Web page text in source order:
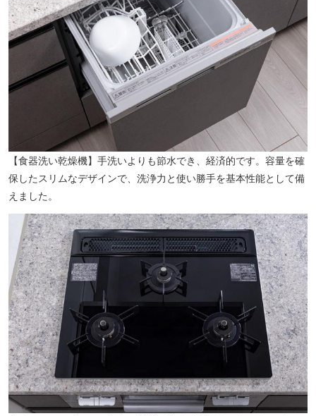
ビッグ・エー 立川富士見町店（徒歩6分／約440m）
ファミリーマート立川新奥多摩街道店（徒歩5分／約370m）
【食器洗い乾燥機】手洗いよりも節水でき、経済的です。容量を確
保したスリムなデザインで、洗浄力と使い勝手を基本性能として備
えました。